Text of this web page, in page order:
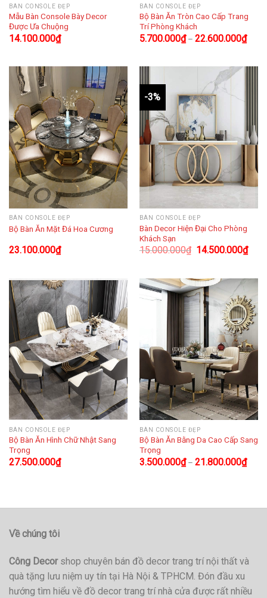
BÀN CONSOLE ĐẸP
Mẫu Bàn Console Bày Decor
Được Ưa Chuộng
14.100.000₫
BÀN CONSOLE ĐẸP
Bộ Bàn Ăn Tròn Cao Cấp Trang
Trí Phòng Khách
5.700.000₫– 22.600.000₫
BÀN CONSOLE ĐẸP
Bộ Bàn Ăn Mặt Đá Hoa Cương
23.100.000₫
-3%
BÀN CONSOLE ĐẸP
Bàn Decor Hiện Đại Cho Phòng
Khách Sạn
15.000.000₫ 14.500.000₫
BÀN CONSOLE ĐẸP
Bộ Bàn Ăn Hình Chữ Nhật Sang
Trọng
27.500.000₫
BÀN CONSOLE ĐẸP
Bộ Bàn Ăn Bằng Da Cao Cấp Sang
Trọng
3.500.000₫– 21.800.000₫
Về chúng tôi
Công Decorshop chuyên bán đồ decor trang trí nội thất và
quà tặng lưu niệm uy tín tại Hà Nội & TPHCM. Đón đầu xu
hướng tìm hiểu về đồ decor trang trí nhà cửa được rất nhiều